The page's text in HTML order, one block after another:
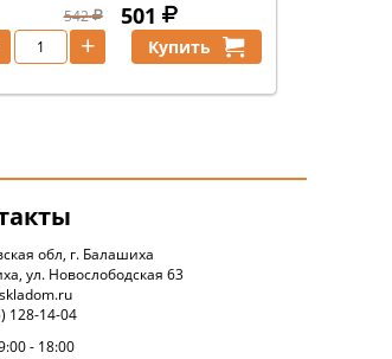
542 501
+ Купить
обл, г. Балашиха
ул. Новослободская 63
128-14-04
- 18:00